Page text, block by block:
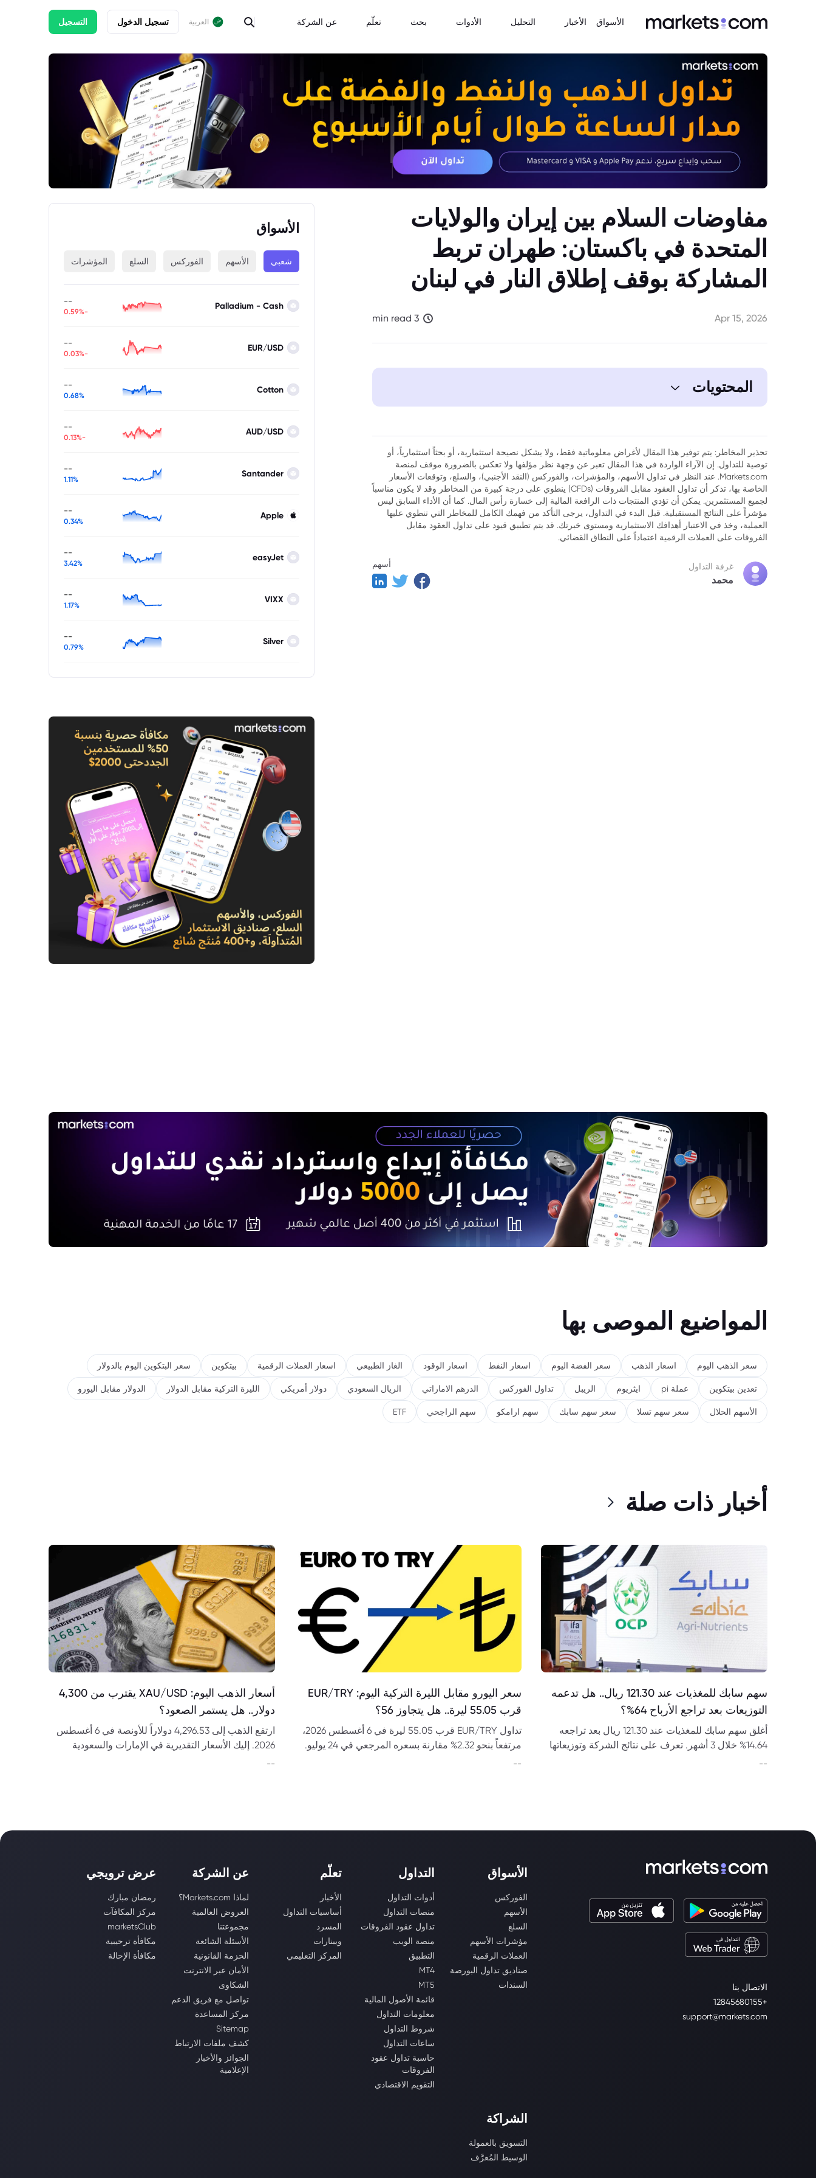
الأسواق الأخبار التحليل الأدوات بحث تعلّم عن الشركة العربية تسجيل الدخول التسجيل
مفاوضات السلام بين إيران والولايات
المتحدة في باكستان: طهران تربط
المشاركة بوقف إطلاق النار في لبنان
Apr 15, 2026
3 min read
المحتويات
تحذير المخاطر: يتم توفير هذا المقال لأغراض معلوماتية فقط، ولا يشكل نصيحة استثمارية، أو بحثاً استثمارياً، أو
توصية للتداول. إن الآراء الواردة في هذا المقال تعبر عن وجهة نظر مؤلفها ولا تعكس بالضرورة موقف لمنصة
Markets.com. عند النظر في تداول الأسهم، والمؤشرات، والفوركس (النقد الأجنبي)، والسلع، وتوقعات الأسعار
الخاصة بها، تذكر أن تداول العقود مقابل الفروقات (CFDs) ينطوي على درجة كبيرة من المخاطر وقد لا يكون مناسباً
لجميع المستثمرين. يمكن أن تؤدي المنتجات ذات الرافعة المالية إلى خسارة رأس المال. كما أن الأداء السابق ليس
مؤشراً على النتائج المستقبلية. قبل البدء في التداول، يرجى التأكد من فهمك الكامل للمخاطر التي تنطوي عليها
العملية، وخذ في الاعتبار أهدافك الاستثمارية ومستوى خبرتك. قد يتم تطبيق قيود على تداول العقود مقابل
الفروقات على العملات الرقمية اعتماداً على النطاق القضائي.
غرفة التداول
محمد
أسهم
الأسواق
شعبي الأسهم الفوركس السلع المؤشرات
Palladium - Cash
--
-0.59%
EUR/USD
--
-0.03%
Cotton
--
0.68%
AUD/USD
--
-0.13%
Santander
--
1.11%
Apple
--
0.34%
easyJet
--
3.42%
VIXX
--
1.17%
Silver
--
0.79%
المواضيع الموصى بها
سعر الذهب اليوم اسعار الذهب سعر الفضة اليوم اسعار النفط اسعار الوقود الغاز الطبيعي اسعار العملات الرقمية بيتكوين سعر البتكوين اليوم بالدولار
تعدين بيتكوين عملة pi ايثريوم الريبل تداول الفوركس الدرهم الاماراتي الريال السعودي دولار أمريكي الليرة التركية مقابل الدولار الدولار مقابل اليورو
الأسهم الحلال سعر سهم تسلا سعر سهم سابك سهم ارامكو سهم الراجحي ETF
أخبار ذات صلة
سهم سابك للمغذيات عند 121.30 ريال.. هل تدعمه
التوزيعات بعد تراجع الأرباح 64%؟
أغلق سهم سابك للمغذيات عند 121.30 ريال بعد تراجعه
14.64% خلال 3 أشهر. تعرف على نتائج الشركة وتوزيعاتها
--
سعر اليورو مقابل الليرة التركية اليوم: EUR/TRY
قرب 55.05 ليرة.. هل يتجاوز 56؟
تداول EUR/TRY قرب 55.05 ليرة في 6 أغسطس 2026،
مرتفعاً بنحو 2.32% مقارنة بسعره المرجعي في 24 يوليو.
--
أسعار الذهب اليوم: XAU/USD يقترب من 4,300
دولار.. هل يستمر الصعود؟
ارتفع الذهب إلى 4,296.53 دولاراً للأونصة في 6 أغسطس
2026. إليك الأسعار التقديرية في الإمارات والسعودية
--
الاتصال بنا
+12845680155
support@markets.com
الأسواق
الفوركس
الأسهم
السلع
مؤشرات الأسهم
العملات الرقمية
صناديق تداول البورصة
السندات
التداول
أدوات التداول
منصات التداول
تداول عقود الفروقات
منصة الويب
التطبيق
MT4
MT5
قائمة الأصول المالية
معلومات التداول
شروط التداول
ساعات التداول
حاسبة تداول عقود
الفروقات
التقويم الاقتصادي
تعلّم
الأخبار
أساسيات التداول
المسرد
ويبنارات
المركز التعليمي
عن الشركة
لماذا Markets.com؟
العروض العالمية
مجموعتنا
الأسئلة الشائعة
الحزمة القانونية
الأمان عبر الانترنت
الشكاوى
تواصل مع فريق الدعم
مركز المساعدة
Sitemap
كشف ملفات الارتباط
الجوائز والأخبار
الإعلامية
عرض ترويجي
رمضان مبارك
مركز المكافآت
marketsClub
مكافأة ترحيبية
مكافأة الإحالة
الشراكة
التسويق بالعمولة
الوسيط المُعرَّف